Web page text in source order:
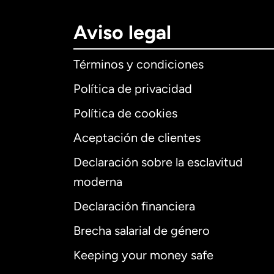
Aviso legal
Términos y condiciones
Política de privacidad
Política de cookies
Aceptación de clientes
Declaración sobre la esclavitud
moderna
Declaración financiera
Brecha salarial de género
Keeping your money safe
Internacional
Alemania